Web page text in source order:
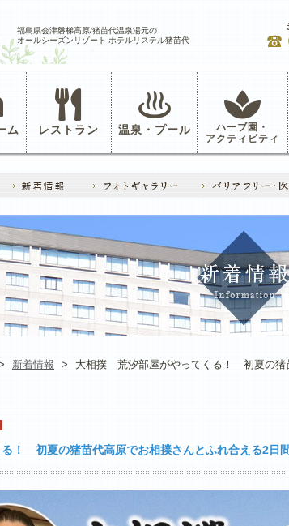
福島県会津磐梯高原/猪苗代温泉湯元の
オールシーズンリゾート ホテルリステル猪苗代
ム レストラン 温泉・プール ハーブ園・
アクティビティ
新着情報 > 大相撲 荒汐部屋がやってくる！ 初夏の猪
！ 初夏の猪苗代高原でお相撲さんとふれ合える2日